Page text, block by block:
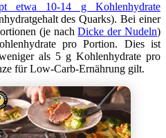
etwa 10-14 g Kohlenhydrate
des Quarks). Bei einer
(je nachDicke der Nudeln)
pro Portion. Dies ist
als 5 g Kohlenhydrate pro
für Low-Carb-Ernährung gilt.